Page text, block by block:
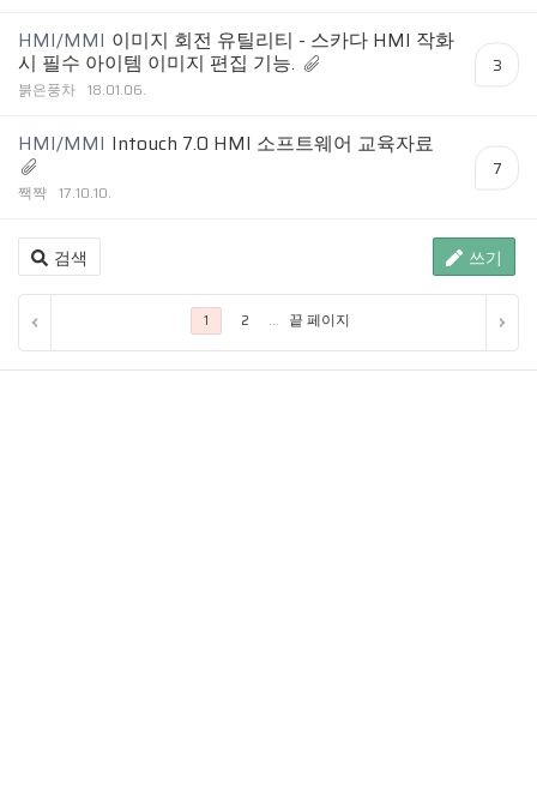
HMI/MMI 이미지 회전 유틸리티 - 스카다 HMI 작화
시 필수 아이템 이미지 편집 기능.
붉은풍차 18.01.06.
3
HMI/MMI Intouch 7.0 HMI 소프트웨어 교육자료
짹쨕 17.10.10.
7
검색 쓰기
1 2 ... 끝 페이지